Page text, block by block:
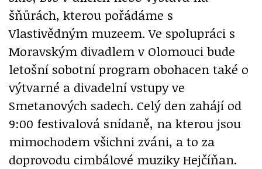
šňůrách, kterou pořádáme s
Vlastivědným muzeem. Ve spolupráci s
Moravským divadlem v Olomouci bude
letošní sobotní program obohacen také o
výtvarné a divadelní vstupy ve
Smetanových sadech. Celý den zahájí od
9:00 festivalová snídaně, na kterou jsou
mimochodem všichni zváni, a to za
doprovodu cimbálové muziky Hejčíňan.